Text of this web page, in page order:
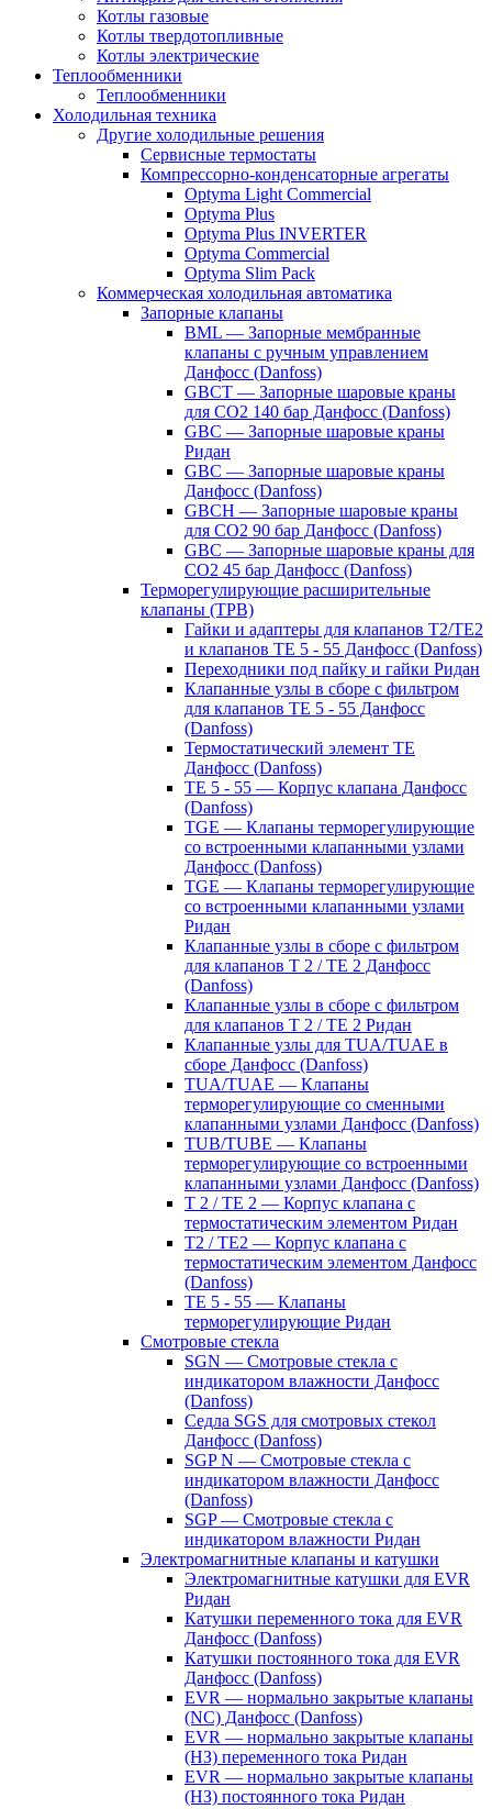
Котлы газовые
Котлы твердотопливные
Котлы электрические
Теплообменники
Теплообменники
Холодильная техника
Другие холодильные решения
Сервисные термостаты
Компрессорно-конденсаторные агрегаты
Optyma Light Commercial
Optyma Plus
Optyma Plus INVERTER
Optyma Commercial
Optyma Slim Pack
Коммерческая холодильная автоматика
Запорные клапаны
BML — Запорные мембранные
клапаны с ручным управлением
Данфосс (Danfoss)
GBCT — Запорные шаровые краны
для CO2 140 бар Данфосс (Danfoss)
GBC — Запорные шаровые краны
Ридан
GBC — Запорные шаровые краны
Данфосс (Danfoss)
GBCH — Запорные шаровые краны
для CO2 90 бар Данфосс (Danfoss)
GBC — Запорные шаровые краны для
CO2 45 бар Данфосс (Danfoss)
Терморегулирующие расширительные
клапаны (ТРВ)
Гайки и адаптеры для клапанов T2/TE2
и клапанов TE 5 - 55 Данфосс (Danfoss)
Переходники под пайку и гайки Ридан
Клапанные узлы в сборе с фильтром
для клапанов TE 5 - 55 Данфосс
(Danfoss)
Термостатический элемент TE
Данфосс (Danfoss)
TE 5 - 55 — Корпус клапана Данфосс
(Danfoss)
TGE — Клапаны терморегулирующие
со встроенными клапанными узлами
Данфосс (Danfoss)
TGE — Клапаны терморегулирующие
со встроенными клапанными узлами
Ридан
Клапанные узлы в сборе с фильтром
для клапанов T 2 / TE 2 Данфосс
(Danfoss)
Клапанные узлы в сборе с фильтром
для клапанов T 2 / TE 2 Ридан
Клапанные узлы для TUA/TUAE в
сборе Данфосс (Danfoss)
TUA/TUAE — Клапаны
терморегулирующие со сменными
клапанными узлами Данфосс (Danfoss)
TUB/TUBE — Клапаны
терморегулирующие со встроенными
клапанными узлами Данфосс (Danfoss)
T 2 / TE 2 — Корпус клапана с
термостатическим элементом Ридан
T2 / TE2 — Корпус клапана с
термостатическим элементом Данфосс
(Danfoss)
TE 5 - 55 — Клапаны
терморегулирующие Ридан
Смотровые стекла
SGN — Смотровые стекла с
индикатором влажности Данфосс
(Danfoss)
Седла SGS для смотровых стекол
Данфосс (Danfoss)
SGP N — Смотровые стекла с
индикатором влажности Данфосс
(Danfoss)
SGP — Смотровые стекла с
индикатором влажности Ридан
Электромагнитные клапаны и катушки
Электромагнитные катушки для EVR
Ридан
Катушки переменного тока для EVR
Данфосс (Danfoss)
Катушки постоянного тока для EVR
Данфосс (Danfoss)
EVR — нормально закрытые клапаны
(NC) Данфосс (Danfoss)
EVR — нормально закрытые клапаны
(НЗ) переменного тока Ридан
EVR — нормально закрытые клапаны
(НЗ) постоянного тока Ридан